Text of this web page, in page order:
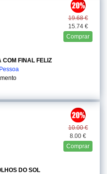
19.68 €
15.74 €
Comprar
COM FINAL FELIZ
10.00 €
8.00 €
Comprar
DO SOL